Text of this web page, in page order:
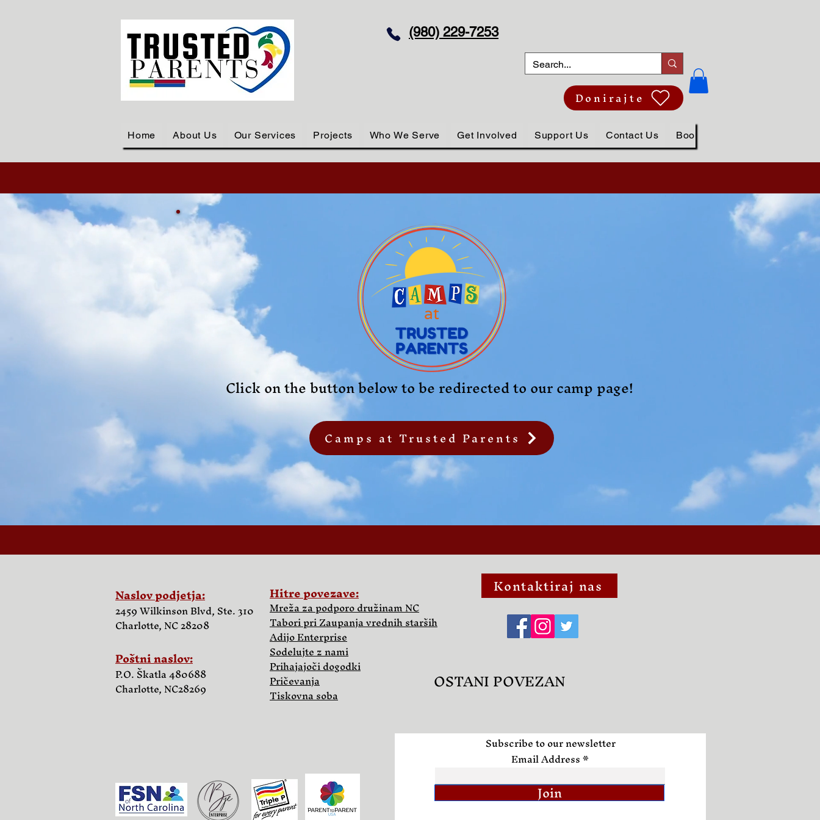
(980) 229-7253
Donirajte
Home About Us Our Services Projects Who We Serve Get Involved Support Us Contact Us Book Online
Click on the button below to be redirected to our camp page!
Camps at Trusted Parents
Naslov podjetja:
2459 Wilkinson Blvd, Ste. 310
Charlotte, NC 28208
Poštni naslov:
P.O. Škatla 480688
Charlotte, NC28269
Hitre povezave:
Mreža za podporo družinam NC
Tabori pri Zaupanja vrednih starših
Adijo Enterprise
Sodelujte z nami
Prihajajoči dogodki
Pričevanja
Tiskovna soba
Kontaktiraj nas
OSTANI POVEZAN
Subscribe to our newsletter
Email Address
Join